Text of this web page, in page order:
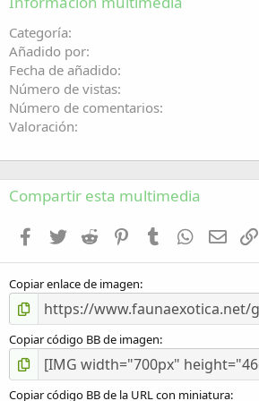
26
Categoría
Añadido por
Fecha de añadido
Número de vistas
Número de comentarios
Valoración
Compartir esta multimedia
Facebook
Twitter Reddit PinterestTumblr WhatsApp
Email
Copiar enlace de imagen
Copiar código BB de imagen
Copiar código BB de la URL con miniatura